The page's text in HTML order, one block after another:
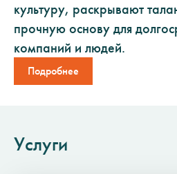
культуру, раскрывают
прочную основу для
компаний и людей.
Подробнее
Услуги